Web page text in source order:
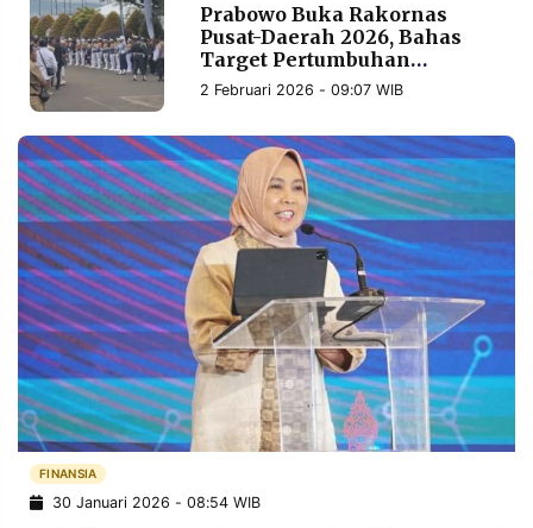
Prabowo Buka Rakornas
Pusat-Daerah 2026, Bahas
Target Pertumbuhan
Ekonomi 8 Persen
2 Februari 2026 - 09:07 WIB
FINANSIA
30 Januari 2026 - 08:54 WIB